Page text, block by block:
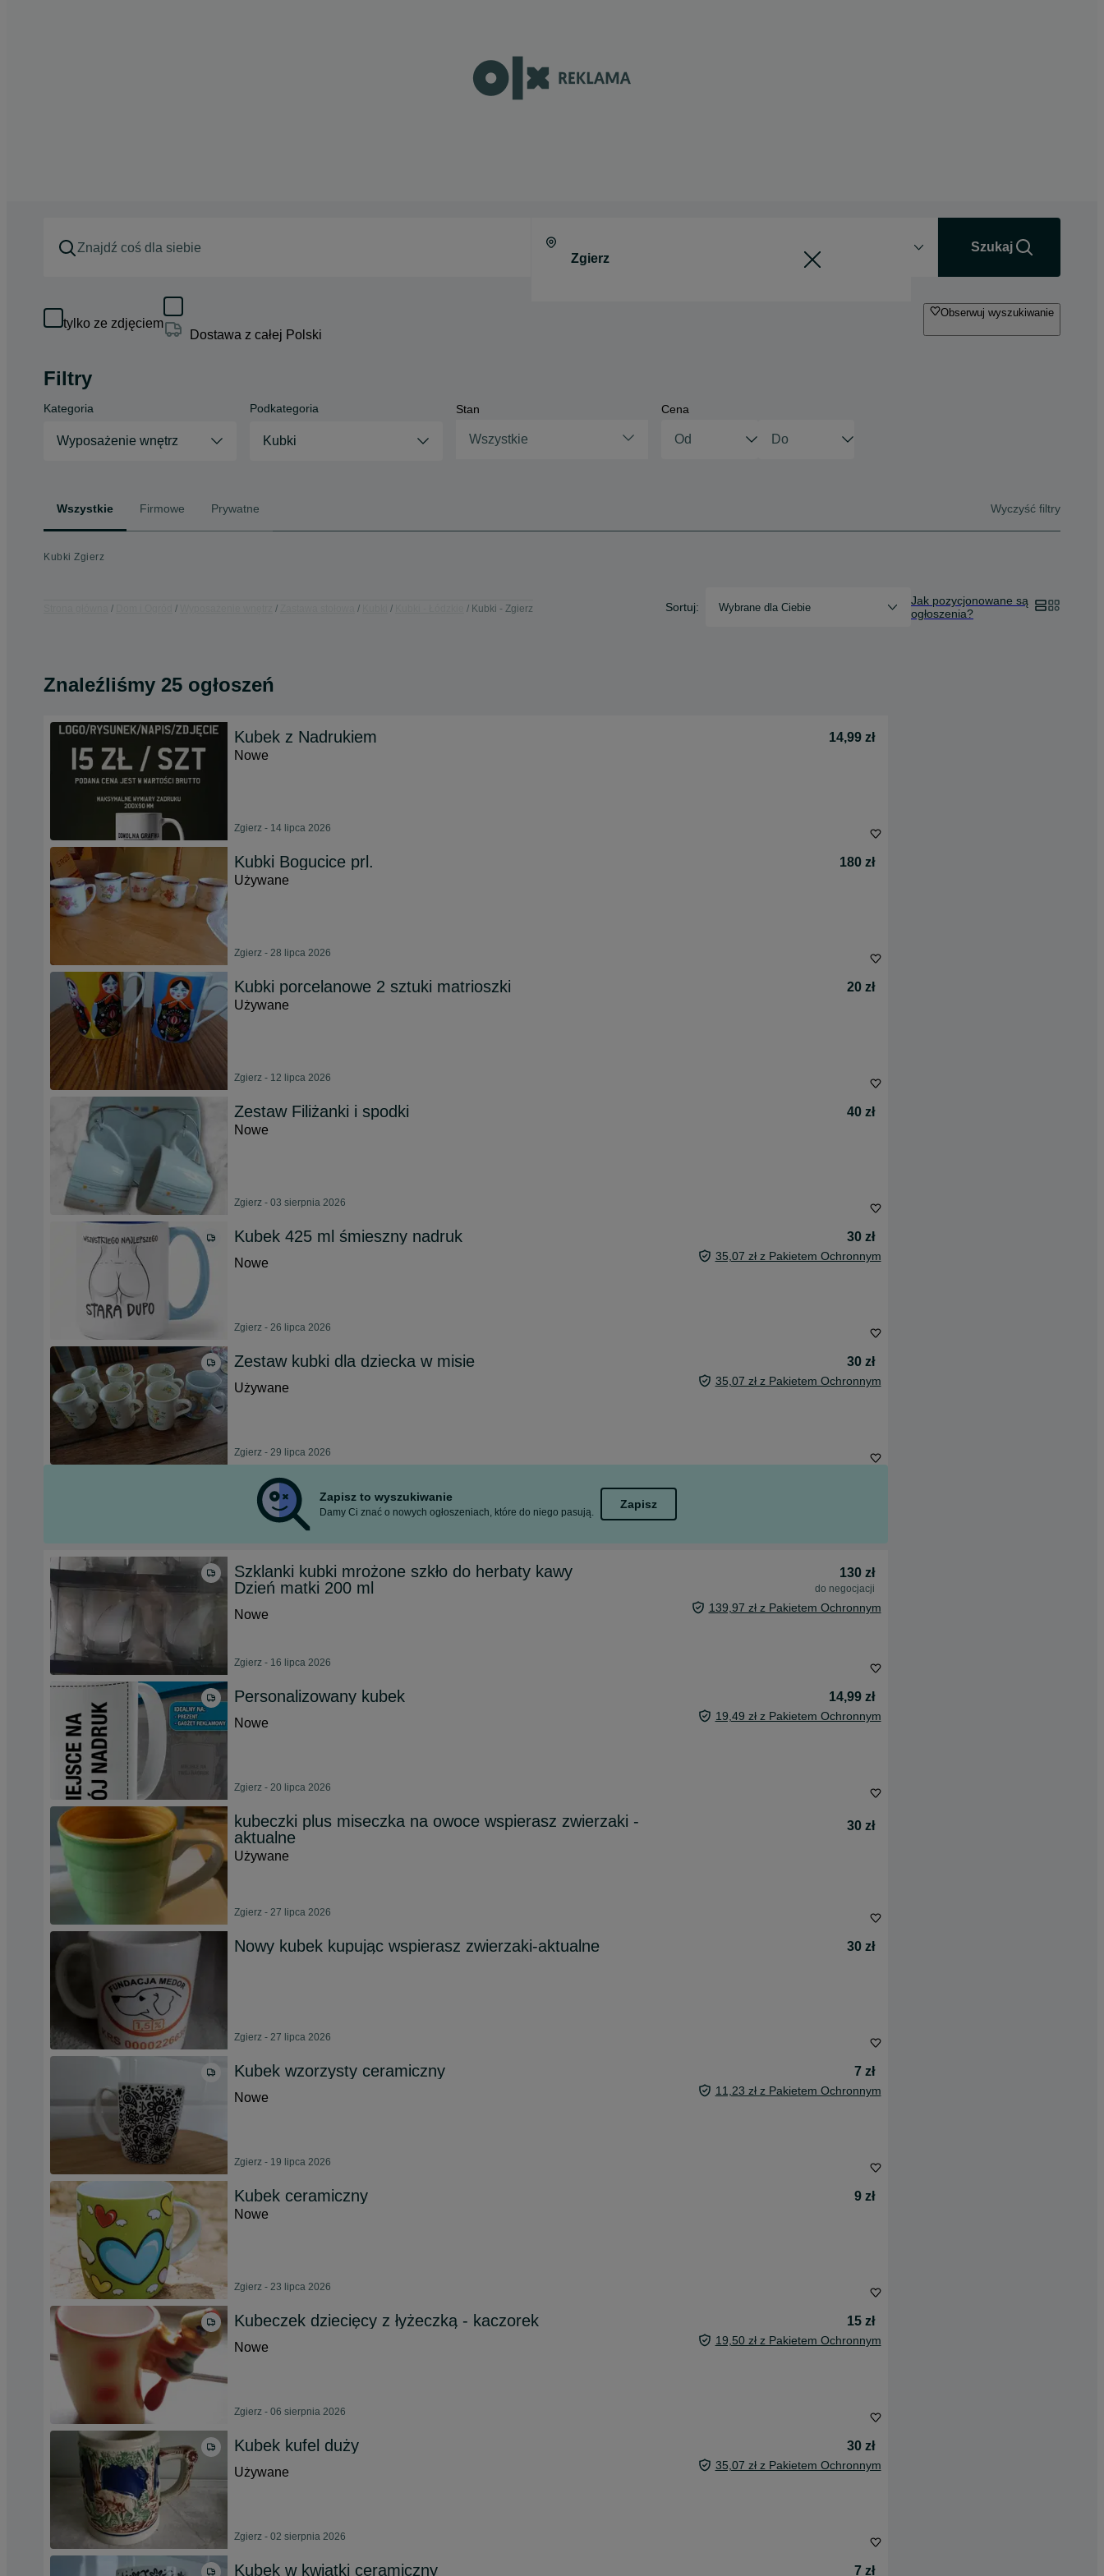
Szukaj
tylko ze zdjęciem
Dostawa z całej Polski
Obserwuj wyszukiwanie
Filtry
Kategoria
Wyposażenie wnętrz
Podkategoria
Kubki
Stan
Wszystkie
Cena
Wszystkie Firmowe Prywatne Wyczyść filtry
Kubki Zgierz
Kubki - Zgierz Sortuj: Wybrane dla Ciebie
Jak pozycjonowane są
ogłoszenia?
Znaleźliśmy 25 ogłoszeń
Kubek z Nadrukiem
14,99 zł
Nowe
Zgierz - 14 lipca 2026
Kubki Bogucice prl.
180 zł
Używane
Zgierz - 28 lipca 2026
Kubki porcelanowe 2 sztuki matrioszki
20 zł
Używane
Zgierz - 12 lipca 2026
Zestaw Filiżanki i spodki
40 zł
Nowe
Zgierz - 03 sierpnia 2026
Kubek 425 ml śmieszny nadruk
30 zł
Nowe
35,07 zł z Pakietem Ochronnym
Zgierz - 26 lipca 2026
Zestaw kubki dla dziecka w misie
30 zł
Używane
35,07 zł z Pakietem Ochronnym
Zgierz - 29 lipca 2026
Zapisz to wyszukiwanie
Damy Ci znać o nowych ogłoszeniach, które do niego pasują.
Zapisz
Szklanki kubki mrożone szkło do herbaty kawy
Dzień matki 200 ml
130 zł
do negocjacji
Nowe 139,97 zł z Pakietem Ochronnym
Zgierz - 16 lipca 2026
Personalizowany kubek
14,99 zł
Nowe
19,49 zł z Pakietem Ochronnym
Zgierz - 20 lipca 2026
kubeczki plus miseczka na owoce wspierasz zwierzaki -
aktualne
30 zł
Używane
Zgierz - 27 lipca 2026
Nowy kubek kupując wspierasz zwierzaki-aktualne 30 zł
Zgierz - 27 lipca 2026
Kubek wzorzysty ceramiczny
7 zł
Nowe
11,23 zł z Pakietem Ochronnym
Zgierz - 19 lipca 2026
Kubek ceramiczny
9 zł
Nowe
Zgierz - 23 lipca 2026
Kubeczek dziecięcy z łyżeczką - kaczorek
15 zł
Nowe
19,50 zł z Pakietem Ochronnym
Zgierz - 06 sierpnia 2026
Kubek kufel duży
30 zł
Używane
35,07 zł z Pakietem Ochronnym
Zgierz - 02 sierpnia 2026
Kubek w kwiatki ceramiczny 7 zł